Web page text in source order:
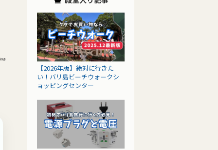
き
【2026年版】絶対に行きた
い！バリ島ビーチウォークシ
ョッピングセンター